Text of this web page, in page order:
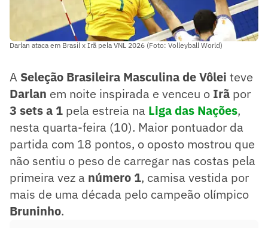
Darlan ataca em Brasil x Irã pela VNL 2026 (Foto: Volleyball World)
A Seleção Brasileira Masculina de Vôlei teve
Darlan em noite inspirada e venceu o Irã por
3 sets a 1 pela estreia na Liga das Nações,
nesta quarta-feira (10). Maior pontuador da
partida com 18 pontos, o oposto mostrou que
não sentiu o peso de carregar nas costas pela
primeira vez a número 1, camisa vestida por
mais de uma década pelo campeão olímpico
Bruninho.